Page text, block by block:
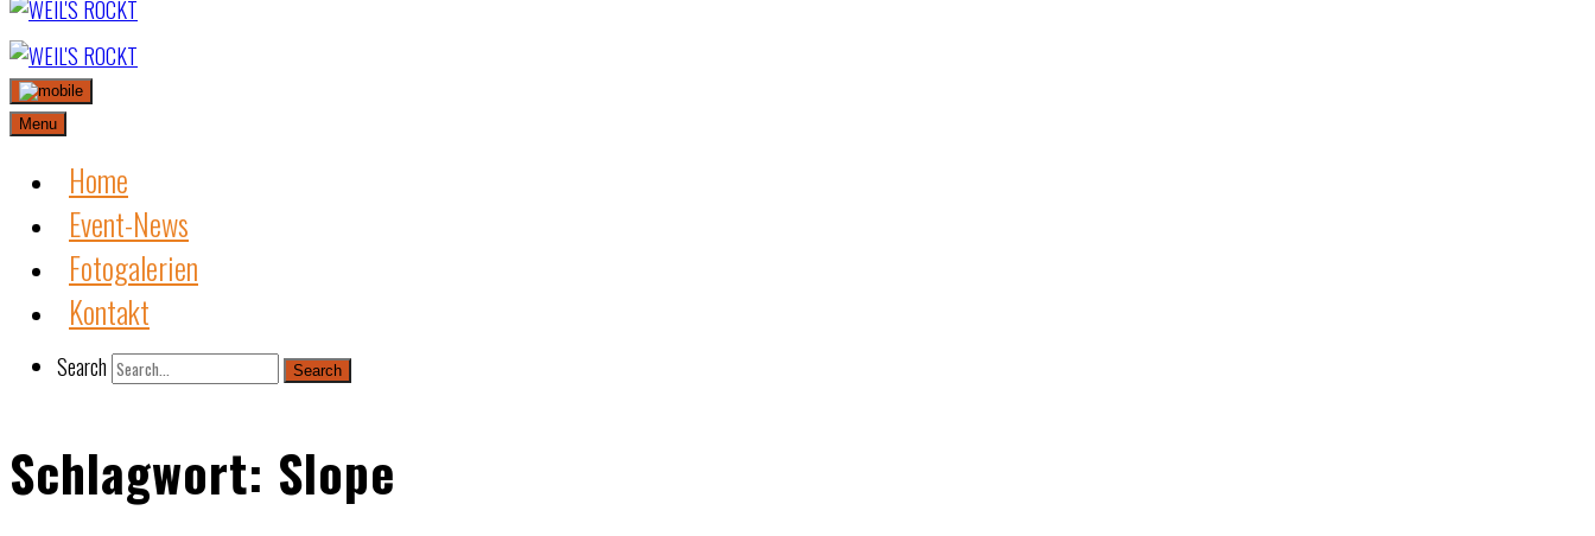
Skip
to
content
Menu
Home
Event-News
Fotogalerien
Kontakt
Search Search
Schlagwort: Slope